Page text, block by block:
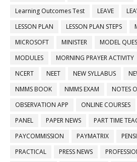
Learning Outcomes Test
LEAVE
LESSON PLAN
LESSON PLAN STEPS
MICROSOFT
MINISTER
MODEL
MODULES
MORNING PRAYER ACTIVITY
NCERT
NEET NEW SYLLABUS
NMMS BOOK
NMMS EXAM
NOTES
OBSERVATION APP
ONLINE COURSES
PANEL
PAPER NEWS PART TIME
PAYCOMMISSION
PAYMATRIX
PRACTICAL
PRESS NEWS